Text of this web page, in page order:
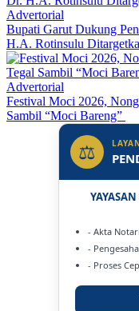
Advertorial
Bupati Garut Dukung
H.A. Rotinsulu
Advertorial
Festival Moci 2026,
Sambil “Moci Bareng”
⚖
- Akta
-
- Proses